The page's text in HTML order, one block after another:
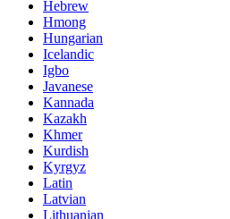
Hebrew
Hmong
Hungarian
Icelandic
Igbo
Javanese
Kannada
Kazakh
Khmer
Kurdish
Kyrgyz
Latin
Latvian
Lithuanian